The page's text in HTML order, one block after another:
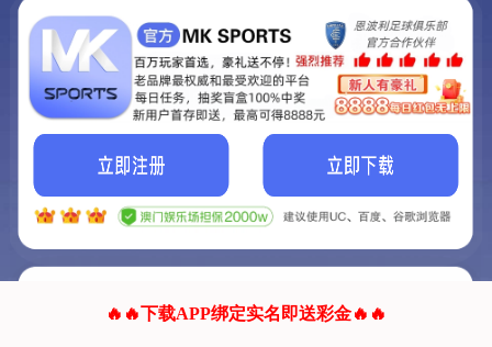
联系我们!